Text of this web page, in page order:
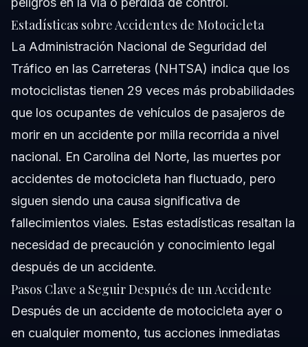
Estadísticas sobre Accidentes de Motocicleta
La Administración Nacional de Seguridad del
Tráfico en las Carreteras (NHTSA) indica que los
motociclistas tienen 29 veces más probabilidades
que los ocupantes de vehículos de pasajeros de
morir en un accidente por milla recorrida a nivel
nacional. En Carolina del Norte, las muertes por
accidentes de motocicleta han fluctuado, pero
siguen siendo una causa significativa de
fallecimientos viales. Estas estadísticas resaltan la
necesidad de precaución y conocimiento legal
después de un accidente.
Pasos Clave a Seguir Después de un Accidente
Después de un accidente de motocicleta ayer o
en cualquier momento, tus acciones inmediatas